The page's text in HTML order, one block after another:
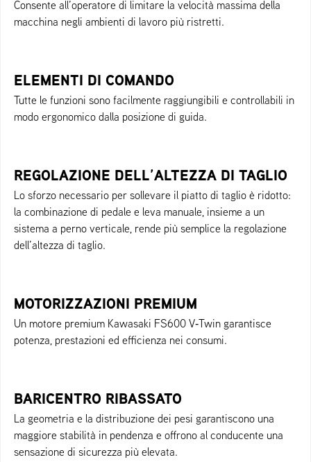
Consente all’operatore di limitare la velocità massima della
macchina negli ambienti di lavoro più ristretti.
ELEMENTI DI COMANDO
Tutte le funzioni sono facilmente raggiungibili e controllabili in
modo ergonomico dalla posizione di guida.
REGOLAZIONE DELL’ALTEZZA DI TAGLIO
Lo sforzo necessario per sollevare il piatto di taglio è ridotto:
la combinazione di pedale e leva manuale, insieme a un
sistema a perno verticale, rende più semplice la regolazione
dell’altezza di taglio.
MOTORIZZAZIONI PREMIUM
Un motore premium Kawasaki FS600 V‑Twin garantisce
potenza, prestazioni ed efficienza nei consumi.
BARICENTRO RIBASSATO
La geometria e la distribuzione dei pesi garantiscono una
maggiore stabilità in pendenza e offrono al conducente una
sensazione di sicurezza più elevata.